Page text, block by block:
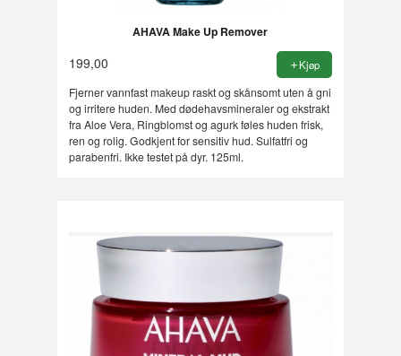
AHAVA Make Up Remover
199,00 Kjøp
Fjerner vannfast makeup raskt og skånsomt uten å gni
og irritere huden. Med dødehavsmineraler og ekstrakt
fra Aloe Vera, Ringblomst og agurk føles huden frisk,
ren og rolig. Godkjent for sensitiv hud. Sulfatfri og
parabenfri. Ikke testet på dyr. 125ml.